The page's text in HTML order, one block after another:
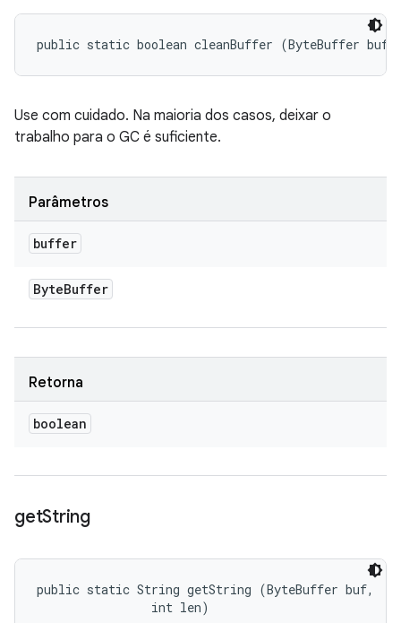
public static boolean cleanBuffer (ByteBuffer
Use com cuidado. Na maioria dos casos, deixar o
trabalho para o GC é suficiente.
Parâmetros
buffer
ByteBuffer
Retorna
boolean
getString
public static String getString (ByteBuffer buf,
                int len)